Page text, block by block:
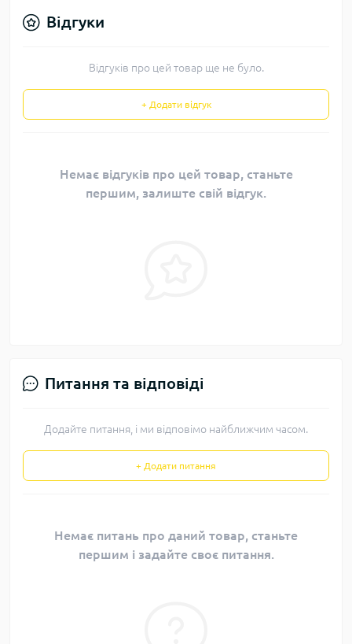
Відгуки
Відгуків про цей товар ще не було.
+ Додати відгук
Немає відгуків про цей товар, станьте
першим, залиште свій відгук.
Питання та відповіді
Додайте питання, і ми відповімо найближчим часом.
+ Додати питання
Немає питань про даний товар, станьте
першим і задайте своє питання.